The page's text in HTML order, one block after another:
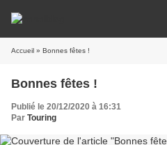
Accueil » Bonnes fêtes !
Bonnes fêtes !
Publié le 20/12/2020 à 16:31
Par Touring